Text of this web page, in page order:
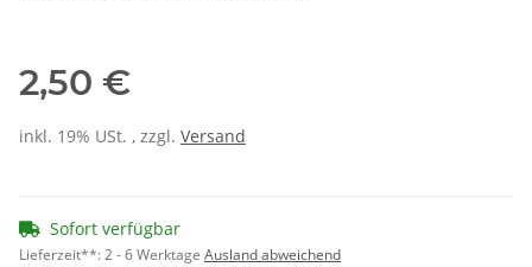
2,50 €
inkl. 19% USt. , zzgl. Versand
Sofort verfügbar
Lieferzeit**:2 - 6 Werktage Ausland abweichend